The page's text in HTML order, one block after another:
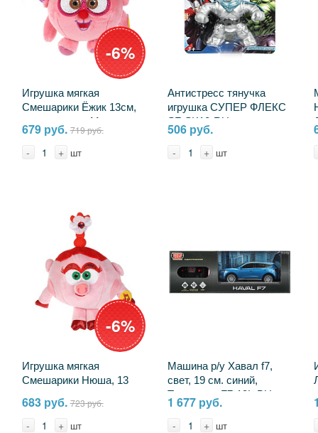
-6%
Игрушка мягкая
Смешарики Ёжик 13см,
музыкальная Мульти-
пульти A20310-10
679 руб.719 руб.
- + шт
Антистресс тянучка
игрушка СУПЕР ФЛЕКС
SF-SK10-RU
506 руб.
- + шт
-6%
Игрушка мягкая
Смешарики Нюша, 13
Мульти-пульти A20307-
683 руб.723 руб.
- + шт
Машина р/у Хавал f7,
свет, 19 см. синий,
Технопарк F7-19L-BU
1 677 руб.
- + шт